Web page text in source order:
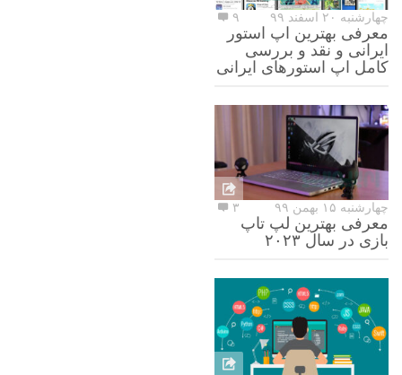
چهارشنبه ۲۰ اسفند ۹۹ ۹
معرفی بهترین اپ استور
ایرانی و نقد و بررسی
کامل اپ استورهای ایرانی
چهارشنبه ۱۵ بهمن ۹۹ ۳
معرفی بهترین لپ تاپ
بازی در سال ۲۰۲۳